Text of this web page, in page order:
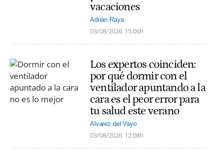
vacaciones
Adrián Raya
03/08/2026 15:06h
Los expertos coinciden:
por qué dormir con el
ventilador apuntando a la
cara es el peor error para
tu salud este verano
Alvarez del Vayo
03/08/2026 12:08h